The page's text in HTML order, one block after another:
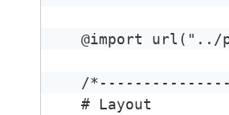
@import url("../
/
# Layout